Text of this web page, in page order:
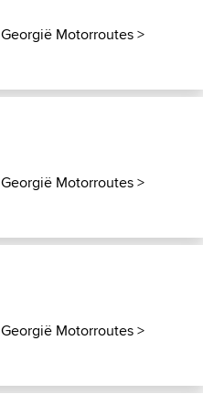
Georgië Motorroutes>
Georgië Motorroutes>
Georgië Motorroutes>